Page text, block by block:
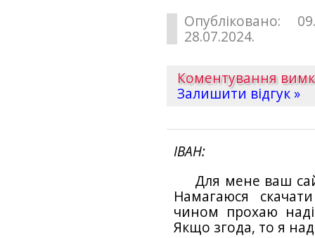
Опубліковано:
28.07.2024.
Коментування
Залишити відгук »
ІВАН
Для мене ваш
Намагаюся
чином прохаю
Якщо згода, то я